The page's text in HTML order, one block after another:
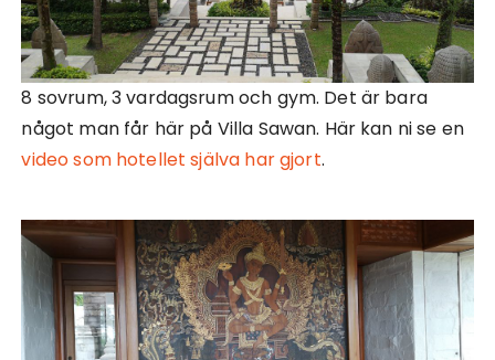
8 sovrum, 3 vardagsrum och gym. Det är bara
något man får här på Villa Sawan. Här kan ni se en
video som hotellet själva har gjort.